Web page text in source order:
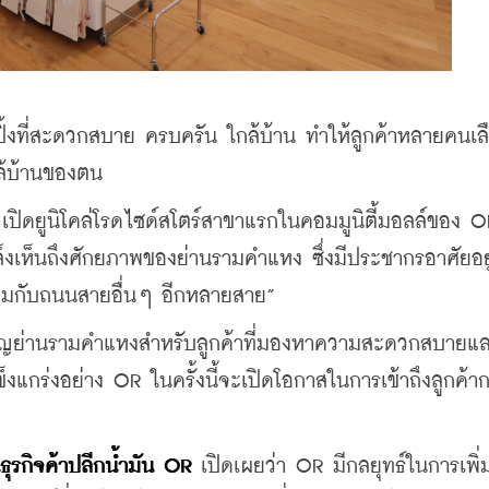
สะดวกสบาย ครบครัน ใกล้บ้าน ทำให้ลูกค้าหลายคนเ
บ้านของตน
ยูนิโคล่โรดไซด์สโตร์สาขาแรกในคอมมูนิตี้มอลล์ของ
เห็นถึงศักยภาพของย่านรามคำแหง ซึ่งมีประชากรอาศัยอ
มกับถนนสายอื่นๆ อีกหลายสาย”
รามคำแหงสำหรับลูกค้าที่มองหาความสะดวกสบายแ
กร่งอย่าง OR ในครั้งนี้จะเปิดโอกาสในการเข้าถึงลูกค้า
รกิจค้าปลีกน้ำมัน OR เปิดเผยว่า OR มีกลยุทธ์ในการเพิ่